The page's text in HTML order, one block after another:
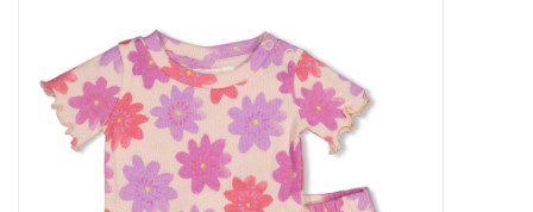
Schoenen en Tassen